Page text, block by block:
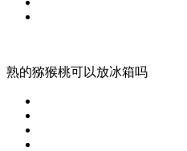
熟的猕猴桃可以放冰箱吗